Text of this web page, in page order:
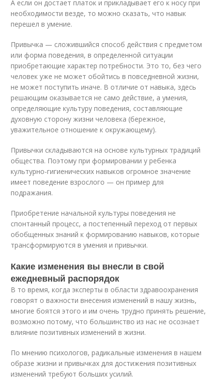
А если он достает платок и прикладывает его к носу при
необходимости везде, то можно сказать, что навык
перешел в умение.
Привычка — сложившийся способ действия с предметом
или форма поведения, в определенной ситуации
приобретающие характер потребности. Это то, без чего
человек уже не может обойтись в повседневной жизни,
не может поступить иначе. В отличие от навыка, здесь
решающим оказывается не само действие, а умения,
определяющие культуру поведения, составляющие
духовную сторону жизни человека (бережное,
уважительное отношение к окружающему).
Привычки складываются на основе культурных традиций
общества. Поэтому при формировании у ребенка
культурно-гигиенических навыков огромное значение
имеет поведение взрослого — он пример для
подражания.
Приобретение начальной культуры поведения не
спонтанный процесс, а постепенный переход от первых
обобщенных знаний к формированию навыков, которые
трансформируются в умения и привычки.
Какие изменения вы внесли в свой
ежедневный распорядок
В то время, когда эксперты в области здравоохранения
говорят о важности внесения изменений в нашу жизнь,
многие боятся этого и им очень трудно принять решение,
возможно потому, что большинство из нас не осознает
влияние позитивных изменений в жизни.
По мнению психологов, радикальные изменения в нашем
образе жизни и привычках для достижения позитивных
изменений требуют больших усилий.